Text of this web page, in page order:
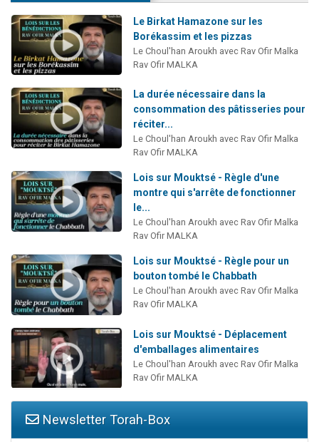
Le Birkat Hamazone sur les
Borékassim et les pizzas
Le Choul'han Aroukh avec Rav Ofir Malka
Rav Ofir MALKA
La durée nécessaire dans la
consommation des pâtisseries pour
réciter...
Le Choul'han Aroukh avec Rav Ofir Malka
Rav Ofir MALKA
Lois sur Mouktsé - Règle d'une
montre qui s'arrête de fonctionner
le...
Le Choul'han Aroukh avec Rav Ofir Malka
Rav Ofir MALKA
Lois sur Mouktsé - Règle pour un
bouton tombé le Chabbath
Le Choul'han Aroukh avec Rav Ofir Malka
Rav Ofir MALKA
Lois sur Mouktsé - Déplacement
d'emballages alimentaires
Le Choul'han Aroukh avec Rav Ofir Malka
Rav Ofir MALKA
Newsletter Torah-Box